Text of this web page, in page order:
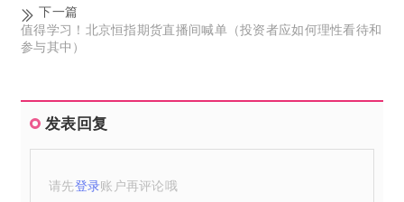
下一篇
值得学习！北京恒指期货直播间喊单（投资者应如何理性看待和
参与其中）
发表回复
请先登录账户再评论哦